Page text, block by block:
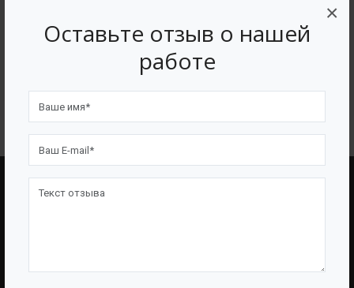
Оставьте отзыв о нашей
работе
×
Вертикальные стальные резервуары (РВС)
BAZMAN